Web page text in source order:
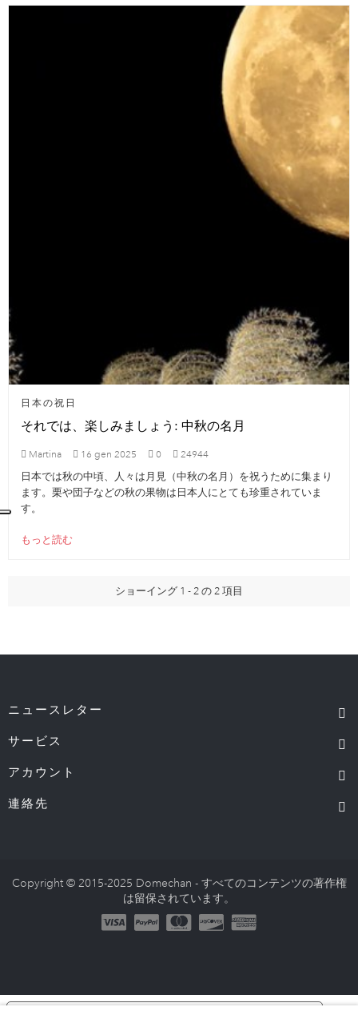
日本の祝日
それでは、楽しみましょう: 中秋の名月
Martina 16 gen 2025 0 24944
日本では秋の中頃、人々は月見（中秋の名月）を祝うために集まり
ます。栗や団子などの秋の果物は日本人にとても珍重されていま
す。
もっと読む
ショーイング 1 - 2 の 2 項目
ニュースレター
サービス
アカウント
連絡先
Copyright © 2015-2025 Domechan - すべてのコンテンツの著作権
は留保されています。